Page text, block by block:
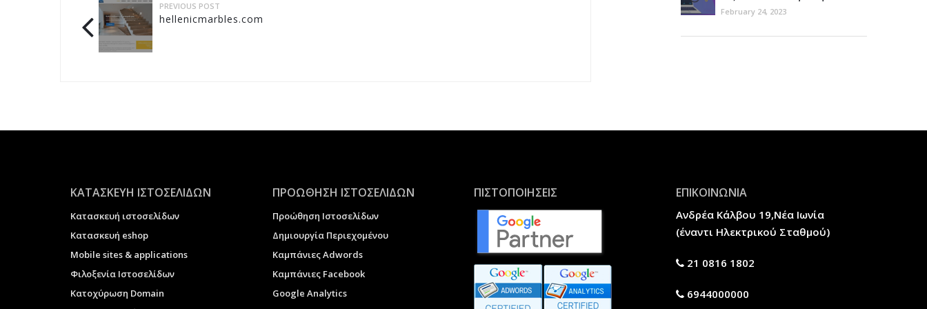
PREVIOUS POST
hellenicmarbles.com
ιστοσελίδα σας
February 24, 2023
ΚΑΤΑΣΚΕΥΗ ΙΣΤΟΣΕΛΙΔΩΝ
Κατασκευή ιστοσελίδων
Κατασκευή eshop
Μobile sites & applications
Φιλοξενία Ιστοσελίδων
Κατοχύρωση Domain
ΠΡΟΩΘΗΣΗ ΙΣΤΟΣΕΛΙΔΩΝ
Προώθηση Ιστοσελίδων
Δημιουργία Περιεχομένου
Καμπάνιες Adwords
Καμπάνιες Facebook
Google Analytics
ΠΙΣΤΟΠΟΙΗΣΕΙΣ ΕΠΙΚΟΙΝΩΝΙΑ
Ανδρέα Κάλβου 19,Νέα Ιωνία
(έναντι Ηλεκτρικού Σταθμού)
21 0816 1802
6944000000